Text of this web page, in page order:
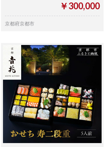
￥300,000
京都府京都市